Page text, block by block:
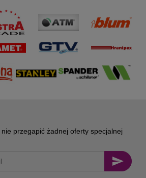
przegapić żadnej oferty specjalnej